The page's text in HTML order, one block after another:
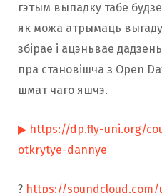
гэтым выпадку табе
як можа атрымаць выгаду
збірае і ацэньвае
пра становішча з Open
шмат чаго яшчэ.
▶ https://dp.fly-uni.org/
otkrytye-dannye
? https://soundcloud.com/